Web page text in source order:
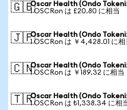
🇬🇧Oscar Health (Ondo
1 OSCRon は £20.80 に相当
🇯🇵Oscar Health (Ondo
1 OSCRon は ￥4,428.01 に相
🇨🇳Oscar Health (Ondo
1 OSCRon は ￥189.32 に相当
🇹🇷Oscar Health (Ondo
1 OSCRon は ₺1,338.34 に相